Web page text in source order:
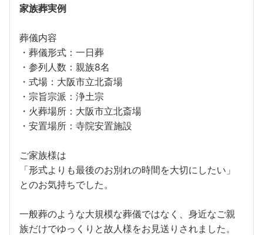
家族葬実例
葬儀内容
・葬儀形式：一日葬
・参列人数：親族8名
・式場：大阪市立北斎場
・宗旨宗派：浄土宗
・火葬場所：大阪市立北斎場
・安置場所：寺院安置施設
ご家族様は
「形式よりも最後のお別れの時間を大切にしたい」
とのお気持ちでした。
一般葬のような大規模な葬儀ではなく、身近なご親
族だけでゆっくりと故人様をお見送りされました。